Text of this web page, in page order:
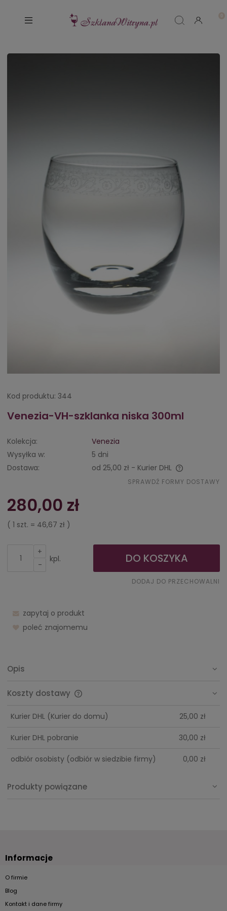
Kod produktu: 344
Venezia-VH-szklanka niska 300ml
Kolekcja:
Venezia
Wysyłka w:
5 dni
Dostawa:
od 25,00 zł - Kurier DHL
Cena nie zawiera ewentualnych kosztów płatności
SPRAWDŹ FORMY DOSTAWY
280,00 zł
( 1 szt. = 46,67 zł )
+
-
kpl. DO KOSZYKA
DODAJ DO PRZECHOWALNI
zapytaj o produkt
poleć znajomemu
Opis
Koszty dostawy
Kurier DHL (Kurier do domu) 25,00 zł
Kurier DHL pobranie 30,00 zł
odbiór osobisty (odbiór w siedzibie firmy) 0,00 zł
Produkty powiązane
Informacje
O firmie
Blog
Kontakt i dane firmy